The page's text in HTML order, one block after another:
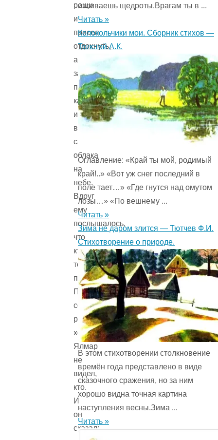
рощи
и
присел
отдохнуть,
а
заодно
посмотреть,
как
играют
в
салки
облака
на
небе.
Вдруг
ему
послышалось,
что
кто-
то
плачет.
Плакали
совсем
рядом,
хотя
Ялмар
не
видел,
кто.
И
он
сказал:
изливаешь щедроты,Врагам ты в ...
Читать »
Колокольчики мои. Сборник стихов —
Толстой А.К.
Оглавление: «Край ты мой, родимый
край!..» «Вот уж снег последний в
поле тает…» «Где гнутся над омутом
лозы…» «По вешнему ...
Читать »
Зима не даром злится — Тютчев Ф.И.
Стихотворение о природе.
В этом стихотворении столкновение
времён года представ­лено в виде
сказочного сражения, но за ним
хорошо видна точная картина
наступления весны.Зима ...
Читать »